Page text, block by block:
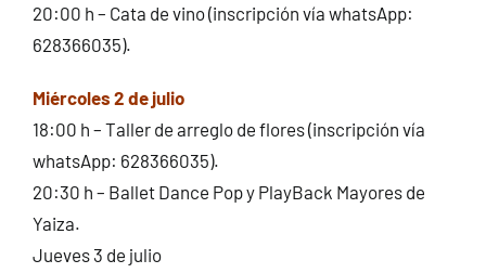
20:00 h – Cata de vino (inscripción vía whatsApp:
628366035).
Miércoles 2 de julio
18:00 h – Taller de arreglo de flores (inscripción vía
whatsApp: 628366035).
20:30 h – Ballet Dance Pop y PlayBack Mayores de
Yaiza.
Jueves 3 de julio